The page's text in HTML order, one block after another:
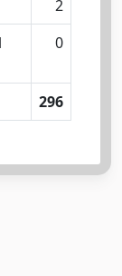
2
0
296